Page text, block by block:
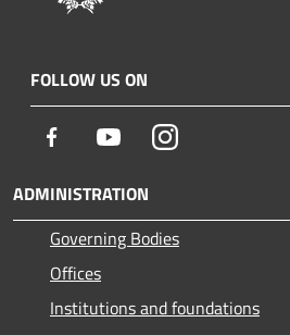
FOLLOW US ON
Facebook YoutubeInstagram
ADMINISTRATION
Governing Bodies
Offices
Institutions and foundations